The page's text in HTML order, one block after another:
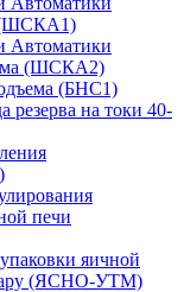
(ШСКА1)
Автоматики
(ШСКА2)
(БНС1)
резерва на токи 40-
печи
яичной
(ЯСНО-УТМ)